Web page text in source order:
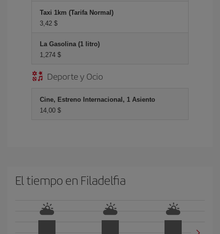
Taxi 1km (Tarifa Normal)
3,42 $
La Gasolina (1 litro)
1,274 $
Deporte y Ocio
Cine, Estreno Internacional, 1 Asiento
14,00 $
El tiempo en Filadelfia